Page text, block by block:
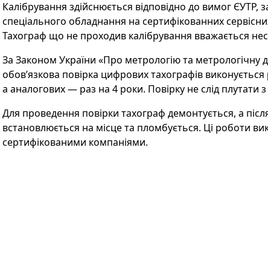
Калібрування здійснюється відповідно до вимог ЄУТР,
спеціального обладнання на сертифікованних
Тахограф що не проходив калібрування вважається
За Законом України «Про метрологію та метрологічну
обов’язкова повірка цифрових тахографів виконується
а аналогових — раз на 4 роки. Повірку не слід плутати
Для проведення повірки тахограф демонтується, а
встановлюється на місце та пломбується. Ці роботи
сертифікованими компаніями.